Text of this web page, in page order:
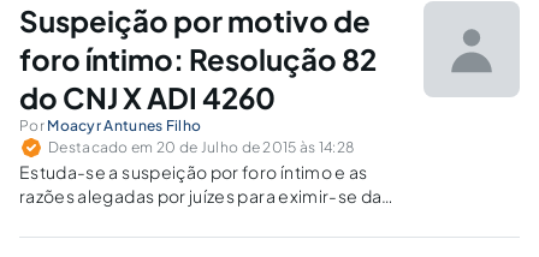
Suspeição por motivo de
foro íntimo: Resolução 82
do CNJ X ADI 4260
Por Moacyr Antunes Filho
Destacado em 20 de Julho de 2015 às 14:28
Estuda-se a suspeição por foro íntimo e as
razões alegadas por juízes para eximir-se da
desvirtuamento do instituto e emitiu a